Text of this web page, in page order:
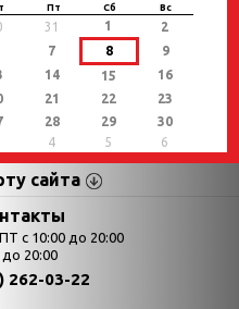
Пт Сб Вс
31 1
2
7 8
9
14 15
16
21 22
23
28 29
30
4 5 6
сайта
Категории
Выставки
День в истории
с 10:00 до 20:00
до 20:00
262-03-22